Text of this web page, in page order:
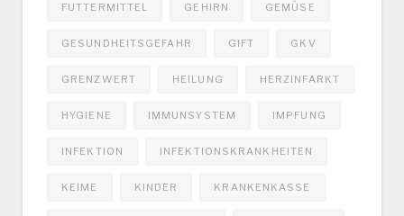
FUTTERMITTEL GEHIRN GEMÜSE
GESUNDHEITSGEFAHR GIFT GKV
GRENZWERT HEILUNG HERZINFARKT
HYGIENE IMMUNSYSTEM IMPFUNG
INFEKTION INFEKTIONSKRANKHEITEN
KEIME KINDER KRANKENKASSE